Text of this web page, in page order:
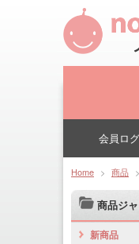
会員ロ
Home > 商品 >
商品ジ
新商品